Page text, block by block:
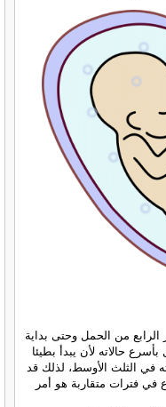
من الحمل وحتى بداية
حالاته لأن يبدأ بطيئا
في الثلث الأوسط، لذلك قد
في فترات متقاربة هو أمر